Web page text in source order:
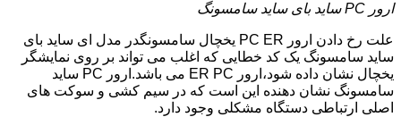
ارور PC ساید بای ساید سامسونگ
علت رخ دادن ارور PC ER یخچال سامسونگدر مدل ای ساید بای
ساید سامسونگ یک کد خطایی که اغلب می تواند بر روی نمایشگر
یخچال نشان داده شود،ارور ER PC می باشد.ارور PC ساید
سامسونگ نشان دهنده این است که در سیم کشی و سوکت های
اصلی ارتباطی دستگاه مشکلی وجود دارد.